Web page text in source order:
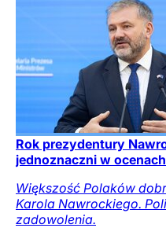
Rok prezydentury
jednoznaczni w ocenach
Większość Polaków
Karola Nawrockiego.
zadowolenia.